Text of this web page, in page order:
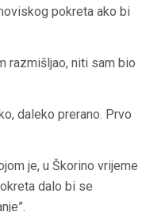
pokreta ako bi
razmišljao, niti sam bio
daleko prerano. Prvo
je, u Škorino vrijeme
dalo bi se